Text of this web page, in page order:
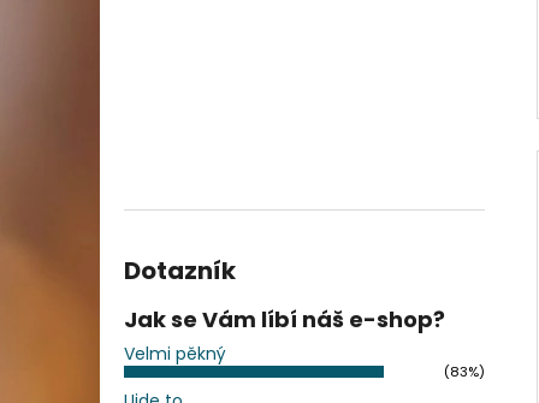
Dotazník
Jak se Vám líbí náš e-shop?
Velmi pěkný
(83%)